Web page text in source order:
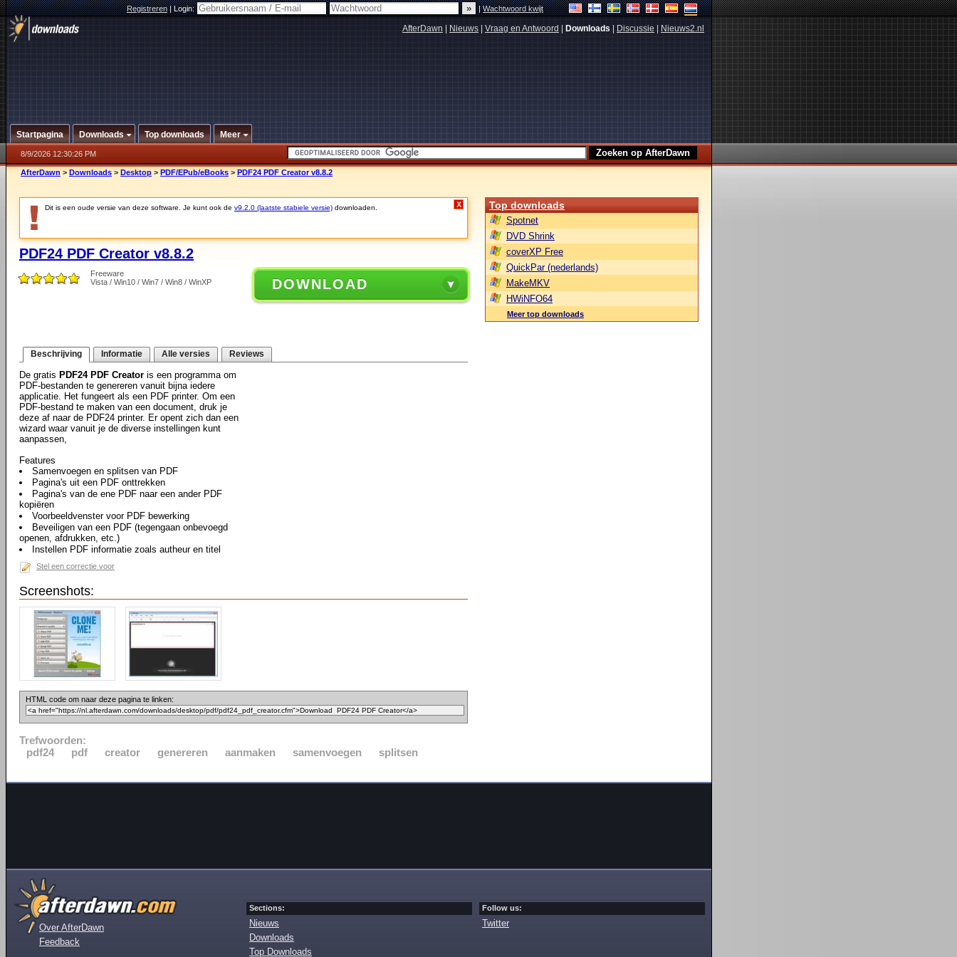
Registreren|Login: |Wachtwoord kwijt
AfterDawn Nieuws Vraag en Antwoord Downloads Discussie Nieuws2.nl
Startpagina Downloads Top downloads Meer
8/9/2026 12:30:26 PM
AfterDawn > Downloads > Desktop > PDF/EPub/eBooks > PDF24 PDF Creator v8.8.2
Dit is een oude versie van deze software. Je kunt ook de v9.2.0 (laatste stabiele versie) downloaden. X
PDF24 PDF Creator v8.8.2
Freeware
Vista / Win10 / Win7 / Win8 / WinXP
DOWNLOAD
Beschrijving Informatie Alle versies Reviews
De gratis PDF24 PDF Creator is een programma om
PDF-bestanden te genereren vanuit bijna iedere
applicatie. Het fungeert als een PDF printer. Om een
PDF-bestand te maken van een document, druk je
deze af naar de PDF24 printer. Er opent zich dan een
wizard waar vanuit je de diverse instellingen kunt
aanpassen,
Features
Samenvoegen en splitsen van PDF
Pagina's uit een PDF onttrekken
Pagina's van de ene PDF naar een ander PDF
kopiëren
Voorbeeldvenster voor PDF bewerking
Beveiligen van een PDF (tegengaan onbevoegd
openen, afdrukken, etc.)
Instellen PDF informatie zoals autheur en titel
Stel een correctie voor
Screenshots:
HTML code om naar deze pagina te linken:
Trefwoorden:
pdf24
pdf creator genereren aanmaken samenvoegen splitsen
Top downloads
Spotnet
DVD Shrink
coverXP Free
QuickPar (nederlands)
MakeMKV
HWiNFO64
Meer top downloads
Over AfterDawn
Feedback
Sections:
Nieuws
Downloads
Top Downloads
Follow us:
Twitter